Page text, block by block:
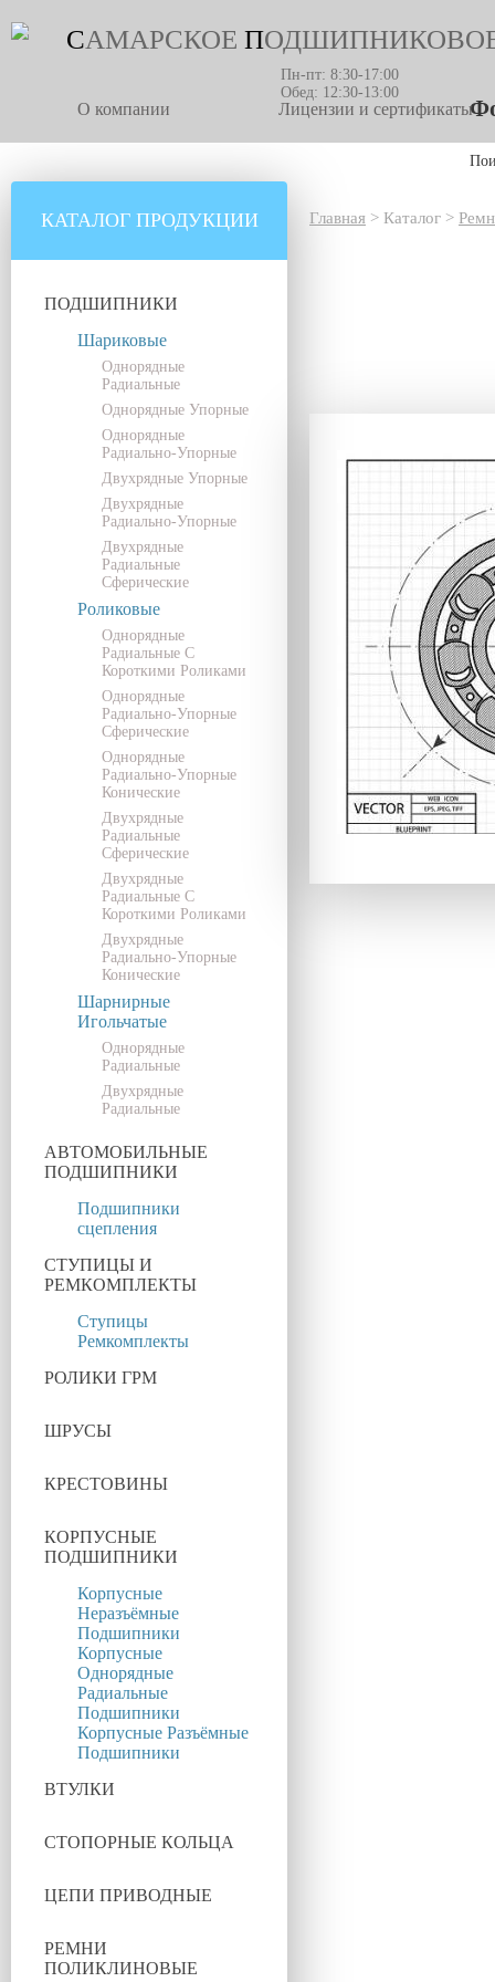
САМАРСКОЕ П
Пн-пт: 8:30-17:00
Обед: 12:30-13:00
О компании Лицензии и сертификаты
КАТАЛОГ ПРОДУКЦИИ
ПОДШИПНИКИ
Шариковые
Однорядные
Радиальные
Однорядные Упорные
Однорядные
Радиально-Упорные
Двухрядные Упорные
Двухрядные
Радиально-Упорные
Двухрядные
Радиальные
Сферические
Роликовые
Однорядные
Радиальные С
Короткими Роликами
Однорядные
Радиально-Упорные
Сферические
Однорядные
Радиально-Упорные
Конические
Двухрядные
Радиальные
Сферические
Двухрядные
Радиальные С
Короткими Роликами
Двухрядные
Радиально-Упорные
Конические
Шарнирные
Игольчатые
Однорядные
Радиальные
Двухрядные
Радиальные
АВТОМОБИЛЬНЫЕ
ПОДШИПНИКИ
Подшипники
сцепления
СТУПИЦЫ И
РЕМКОМПЛЕКТЫ
Ступицы
Ремкомплекты
РОЛИКИ ГРМ
ШРУСЫ
КРЕСТОВИНЫ
КОРПУСНЫЕ
ПОДШИПНИКИ
Корпусные
Неразъёмные
Подшипники
Корпусные
Однорядные
Радиальные
Подшипники
Корпусные Разъёмные
Подшипники
ВТУЛКИ
СТОПОРНЫЕ КОЛЬЦА
ЦЕПИ ПРИВОДНЫЕ
РЕМНИ
ПОЛИКЛИНОВЫЕ
Главная > Каталог >